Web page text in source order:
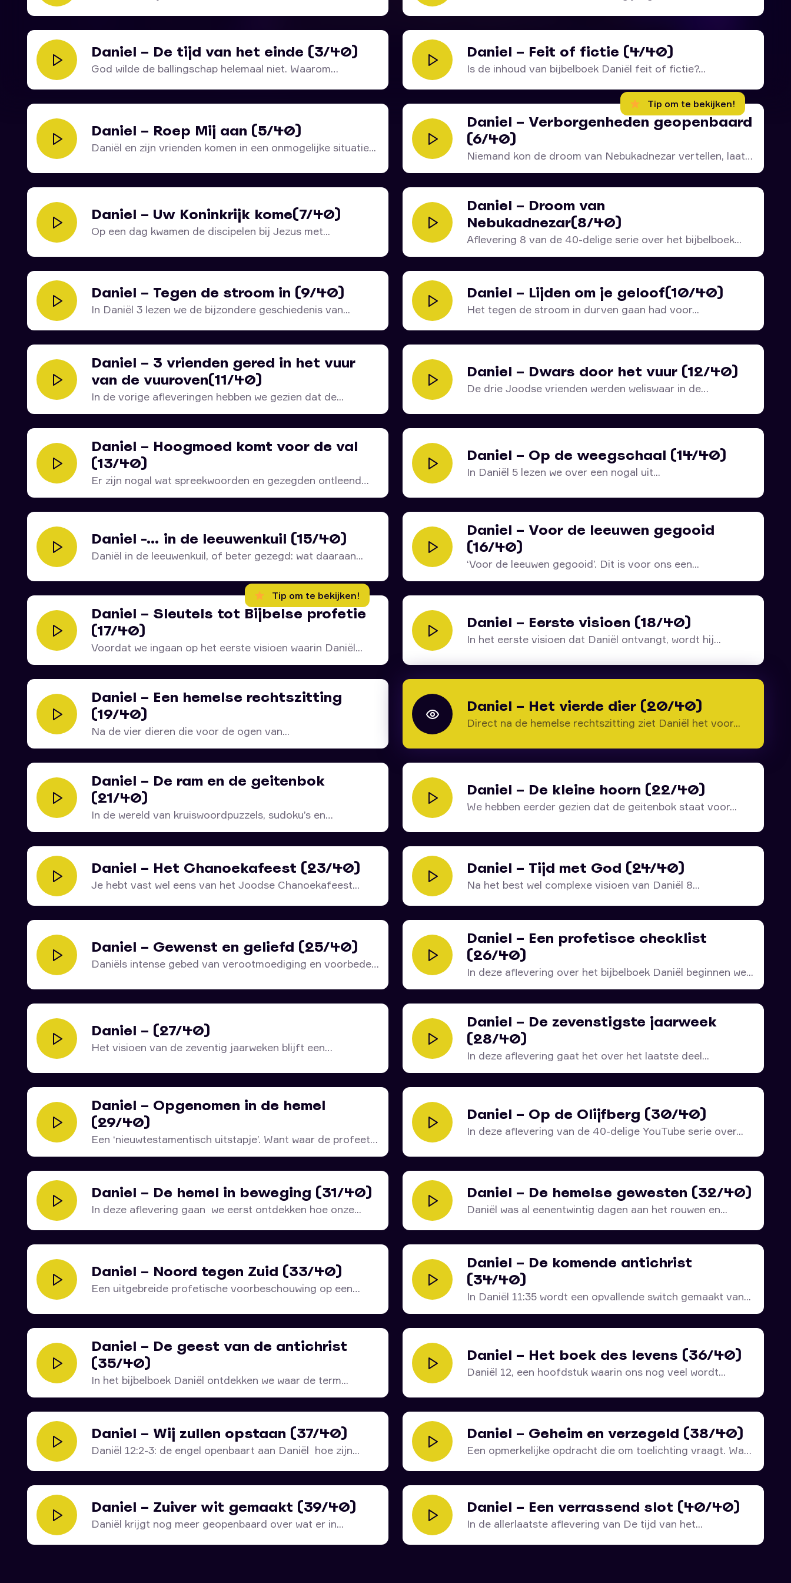
tien hoorns tevoorschijn was gekomen. Hij had namelijk gezien dat deze
kleine hoorn – die staat voor de antichrist – oorlog voerde tegen de
heiligen en hen overwon, totdat de Oude van dagen kwam.
De nadere toelichting op wie de kleine hoorn is, bevestigt dat het hier
inderdaad om een omschrijving van de antichrist gaat. Deze zal met
uiteindelijk zal hem zijn heerschappij worden ontnomen en wordt hij
volledig vernietigd.
De tijd van het einde – Daniël 7:16-28
Daniel – De tijd van het einde (3/40)
God wilde de ballingschap helemaal niet. Waarom
Daniel – Feit of fictie (4/40)
Is de inhoud van bijbelboek Daniël feit of fictie?...
Daniel – Roep Mij aan (5/40)
Daniël en zijn vrienden komen in een onmogelijke situatie...
Tip om te bekijken!
Daniel – Verborgenheden geopenbaard
(6/40)
Niemand kon de droom van Nebukadnezar vertellen, laat
staan...
Daniel – Uw Koninkrijk kome(7/40)
Op een dag kwamen de discipelen bij Jezus met...
Daniel – Droom van
Nebukadnezar(8/40)
Aflevering 8 van de 40-delige serie over het bijbelboek...
Daniel – Tegen de stroom in (9/40)
In Daniël 3 lezen we de bijzondere geschiedenis van...
Daniel – Lijden om je geloof(10/40)
Het tegen de stroom in durven gaan had voor...
Daniel – 3 vrienden gered in het vuur
van de vuuroven(11/40)
In de vorige afleveringen hebben we gezien dat de...
Daniel – Dwars door het vuur (12/40)
De drie Joodse vrienden werden weliswaar in de
Daniel – Hoogmoed komt voor de val
(13/40)
Er zijn nogal wat spreekwoorden en gezegden ontleend
aan...
Daniel – Op de weegschaal (14/40)
In Daniël 5 lezen we over een nogal uit...
Daniel -… in de leeuwenkuil (15/40)
Daniël in de leeuwenkuil, of beter gezegd: wat daaraan...
Daniel – Voor de leeuwen gegooid
(16/40)
‘Voor de leeuwen gegooid’. Dit is voor ons een...
Tip om te bekijken!
Daniel – Sleutels tot Bijbelse profetie
(17/40)
Voordat we ingaan op het eerste visioen waarin Daniël...
Daniel – Eerste visioen (18/40)
In het eerste visioen dat Daniël ontvangt, wordt hij...
Daniel – Een hemelse rechtszitting
(19/40)
Na de vier dieren die voor de ogen van...
Daniel – Het vierde dier (20/40)
Direct na de hemelse rechtszitting ziet Daniël het voor...
Daniel – De ram en de geitenbok
(21/40)
In de wereld van kruiswoordpuzzels, sudoku’s en
woordzoekers zijn...
Daniel – De kleine hoorn (22/40)
We hebben eerder gezien dat de geitenbok staat voor...
Daniel – Het Chanoekafeest (23/40)
Je hebt vast wel eens van het Joodse Chanoekafeest...
Daniel – Tijd met God (24/40)
Na het best wel complexe visioen van Daniël 8...
Daniel – Gewenst en geliefd (25/40)
Daniëls intense gebed van verootmoediging en voorbede
Daniel – Een profetisce checklist
(26/40)
In deze aflevering over het bijbelboek Daniël beginnen we...
Daniel – (27/40)
Het visioen van de zeventig jaarweken blijft een
Daniel – De zevenstigste jaarweek
(28/40)
In deze aflevering gaat het over het laatste deel...
Daniel – Opgenomen in de hemel
(29/40)
Een ‘nieuwtestamentisch uitstapje’. Want waar de profeet
Daniël nog...
Daniel – Op de Olijfberg (30/40)
In deze aflevering van de 40-delige YouTube serie over...
Daniel – De hemel in beweging (31/40)
In deze aflevering gaan we eerst ontdekken hoe onze...
Daniel – De hemelse gewesten (32/40)
Daniël was al eenentwintig dagen aan het rouwen en...
Daniel – Noord tegen Zuid (33/40)
Een uitgebreide profetische voorbeschouwing op een
Daniel – De komende antichrist
(34/40)
In Daniël 11:35 wordt een opvallende switch gemaakt van...
Daniel – De geest van de antichrist
(35/40)
In het bijbelboek Daniël ontdekken we waar de term...
Daniel – Het boek des levens (36/40)
Daniël 12, een hoofdstuk waarin ons nog veel wordt...
Daniel – Wij zullen opstaan (37/40)
Daniël 12:2-3: de engel openbaart aan Daniël hoe zijn...
Daniel – Geheim en verzegeld (38/40)
Een opmerkelijke opdracht die om toelichting vraagt. Want
Daniel – Zuiver wit gemaakt (39/40)
Daniël krijgt nog meer geopenbaard over wat er in...
Daniel – Een verrassend slot (40/40)
In de allerlaatste aflevering van De tijd van het...